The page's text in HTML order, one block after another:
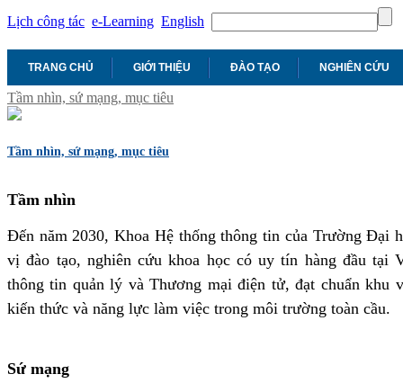
Lịch công tác e-Learning English
TRANG CHỦ GIỚI THIỆU ĐÀO TẠO NGHIÊN CỨU
Tầm nhìn, sứ mạng, mục tiêu
Tầm nhìn, sứ mạng, mục tiêu
Tầm nhìn
Đến năm 2030, Khoa Hệ thống thông tin của Trường Đại
vị đào tạo, nghiên cứu khoa học có uy tín hàng đầu tại
thông tin quản lý và Thương mại điện tử, đạt chuẩn khu
kiến thức và năng lực làm việc trong môi trường toàn cầu.
Sứ mạng